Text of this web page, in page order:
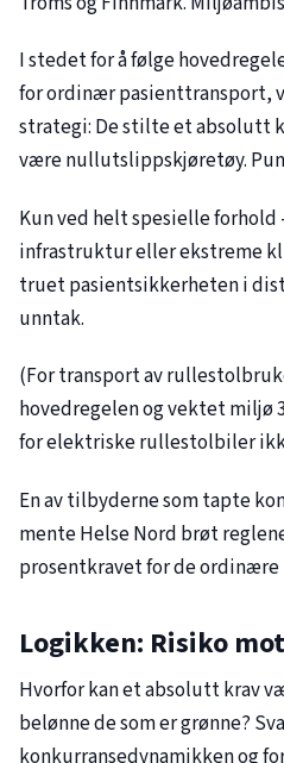
I stedet for å følge
for ordinær pasienttransport,
strategi: De stilte et absolutt
være nullutslippskjøretøy.
Kun ved helt spesielle forhold
infrastruktur eller ekstreme
truet pasientsikkerheten i
unntak.
(For transport av
hovedregelen og vektet miljø
for elektriske rullestolbiler
En av tilbyderne som tapte
mente Helse Nord brøt
prosentkravet for de ordinære
Logikken: Risiko
Hvorfor kan et absolutt krav
belønne de som er grønne?
konkurransedynamikken og